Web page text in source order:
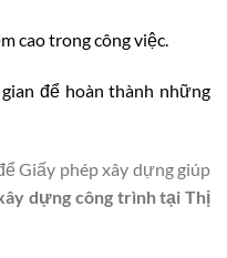
cao trong công việc.
để hoàn thành những
Giấy phép xây dựng giúp
dựng công trình tại Thị